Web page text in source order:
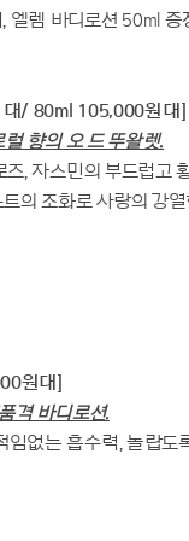
엘렘 바디로션 50ml 증
/ 80ml 105,000원대]
향의 오 드 뚜왈렛.
, 자스민의 부드럽고
의 조화로 사랑의 강열
원대]
격 바디로션.
없는 흡수력, 놀랍도